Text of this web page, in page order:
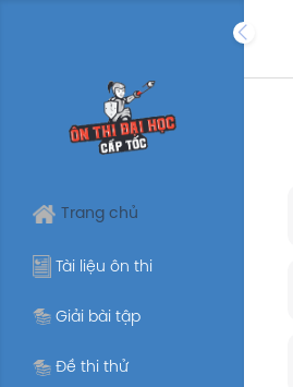
Trang chủ
Tài liệu ôn thi
Giải bài tập
Đề thi thử